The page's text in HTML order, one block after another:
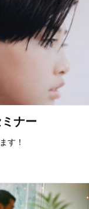
ナー
す！